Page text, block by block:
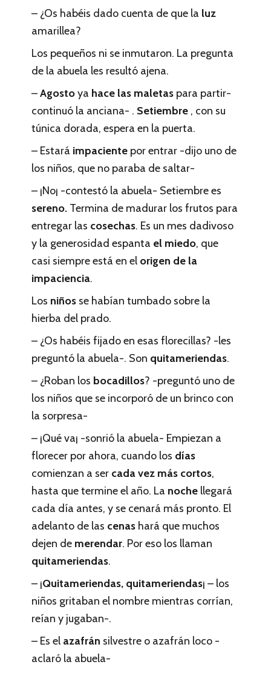
– ¿Os habéis dado cuenta de que la luz
amarillea?
Los pequeños ni se inmutaron. La pregunta
de la abuela les resultó ajena.
–Agostoya hace las maletas para partir-
continuó la anciana- . Setiembre , con su
túnica dorada, espera en la puerta.
– Estará impaciente por entrar -dijo uno de
los niños, que no paraba de saltar-
– ¡No¡ -contestó la abuela- Setiembre es
sereno. Termina de madurar los frutos para
entregar las cosechas. Es un mes dadivoso
y la generosidad espanta el miedo, que
casi siempre está en el origen de la
impaciencia.
Los niños se habían tumbado sobre la
hierba del prado.
– ¿Os habéis fijado en esas florecillas? -les
preguntó la abuela-. Son quitameriendas.
– ¿Roban los bocadillos? -preguntó uno de
los niños que se incorporó de un brinco con
la sorpresa-
– ¡Qué va¡ -sonrió la abuela- Empiezan a
florecer por ahora, cuando los días
comienzan a ser cada vez más cortos,
hasta que termine el año. La noche llegará
cada día antes, y se cenará más pronto. El
adelanto de las cenas hará que muchos
dejen de merendar. Por eso los llaman
quitameriendas.
– ¡Quitameriendas, quitameriendas¡ – los
niños gritaban el nombre mientras corrían,
reían y jugaban-.
– Es el azafrán silvestre o azafrán loco -
aclaró la abuela-